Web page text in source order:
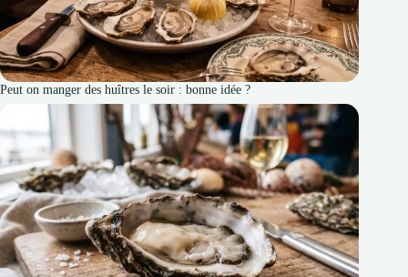
Peut on manger des huîtres le soir : bonne idée ?